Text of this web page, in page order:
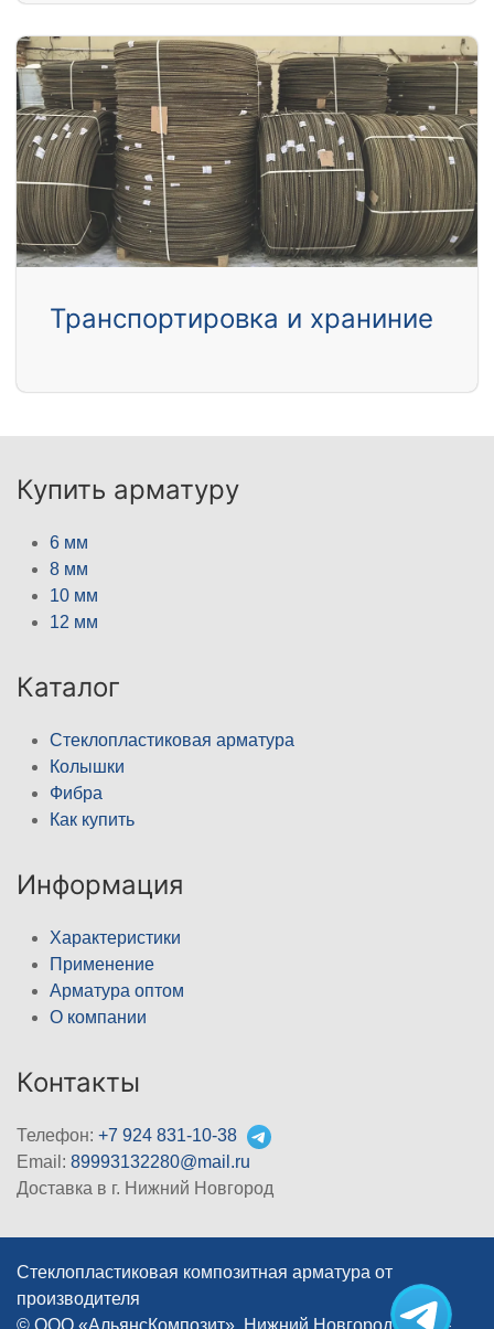
Транспортировка и храниние
Купить арматуру
6 мм
8 мм
10 мм
12 мм
Каталог
Стеклопластиковая арматура
Колышки
Фибра
Как купить
Информация
Характеристики
Применение
Арматура оптом
О компании
Контакты
Телефон: +7 924 831-10-38
Email: 89993132280@mail.ru
Доставка в г. Нижний Новгород
Стеклопластиковая композитная арматура от
производителя
© ООО «АльянсКомпозит», Нижний Новгород, 2012–